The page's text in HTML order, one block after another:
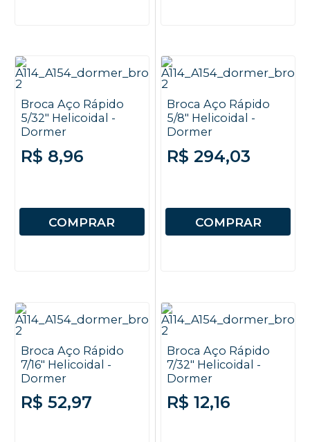
Broca Aço Rápido
5/32" Helicoidal -
Dormer
R$ 8,96
COMPRAR
Broca Aço Rápido
5/8" Helicoidal -
Dormer
R$ 294,03
COMPRAR
Broca Aço Rápido
7/16" Helicoidal -
Dormer
R$ 52,97
Broca Aço Rápido
7/32" Helicoidal -
Dormer
R$ 12,16